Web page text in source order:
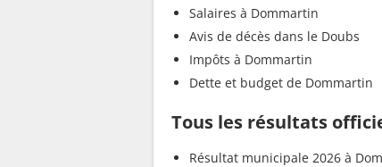
Salaires à Dommartin
Avis de décès dans le Doubs
Impôts à Dommartin
Dette et budget de Dommartin
Tous les résultats
Résultat municipale 2026 à